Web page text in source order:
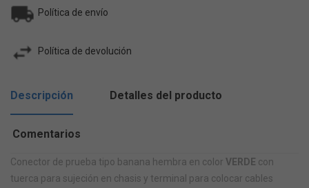
Política de envío
Política de devolución
Descripción Detalles del producto
Comentarios
Conector de prueba tipo banana hembra en color VERDE con
tuerca para sujeción en chasis y terminal para colocar cables